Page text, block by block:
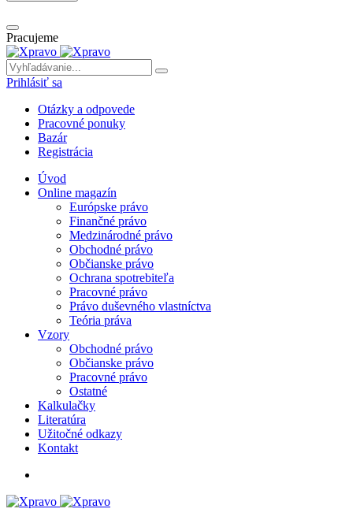
Pracujeme
Prihlásiť sa
Otázky a odpovede
Pracovné ponuky
Bazár
Registrácia
Úvod
Online magazín
Európske právo
Finančné právo
Medzinárodné právo
Obchodné právo
Občianske právo
Ochrana spotrebiteľa
Pracovné právo
Právo duševného vlastníctva
Teória práva
Vzory
Obchodné právo
Občianske právo
Pracovné právo
Ostatné
Kalkulačky
Literatúra
Užitočné odkazy
Kontakt